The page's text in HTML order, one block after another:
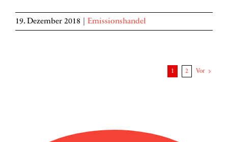
19. Dezember 2018 Emissionshandel
1 2 Vor